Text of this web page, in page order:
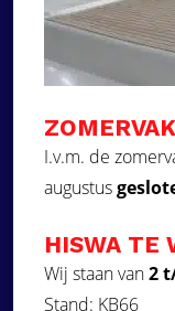
I.v.m. de
augustus
HISWA TE
Wij staan van2
Stand: KB66
Deze website
onze website te
alle cookies in
STRIKT
PRESTATIE